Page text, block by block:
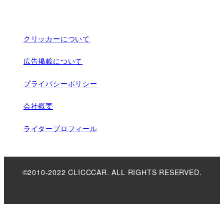
クリッカーについて
広告掲載について
プライバシーポリシー
会社概要
ライタープロフィール
©2010-2022 CLICCCAR. ALL RIGHTS RESERVED.